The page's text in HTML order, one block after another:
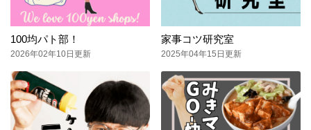
100均パト部！
2026年02年10日更新
家事コツ研究室
2025年04年15日更新